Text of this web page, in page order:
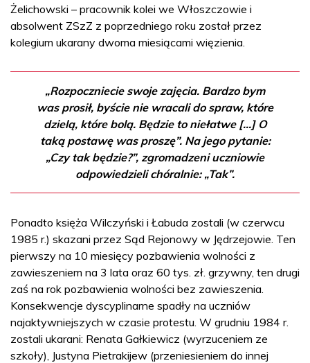
Żelichowski – pracownik kolei we Włoszczowie i
absolwent ZSzZ z poprzedniego roku został przez
kolegium ukarany dwoma miesiącami więzienia.
„Rozpoczniecie swoje zajęcia. Bardzo bym
was prosił, byście nie wracali do spraw, które
dzielą, które bolą. Będzie to niełatwe […] O
taką postawę was proszę”. Na jego pytanie:
„Czy tak będzie?”, zgromadzeni uczniowie
odpowiedzieli chóralnie: „Tak”.
Ponadto księża Wilczyński i Łabuda zostali (w czerwcu
1985 r.) skazani przez Sąd Rejonowy w Jędrzejowie. Ten
pierwszy na 10 miesięcy pozbawienia wolności z
zawieszeniem na 3 lata oraz 60 tys. zł. grzywny, ten drugi
zaś na rok pozbawienia wolności bez zawieszenia.
Konsekwencje dyscyplinarne spadły na uczniów
najaktywniejszych w czasie protestu. W grudniu 1984 r.
zostali ukarani: Renata Gałkiewicz (wyrzuceniem ze
szkoły), Justyna Pietrakijew (przeniesieniem do innej